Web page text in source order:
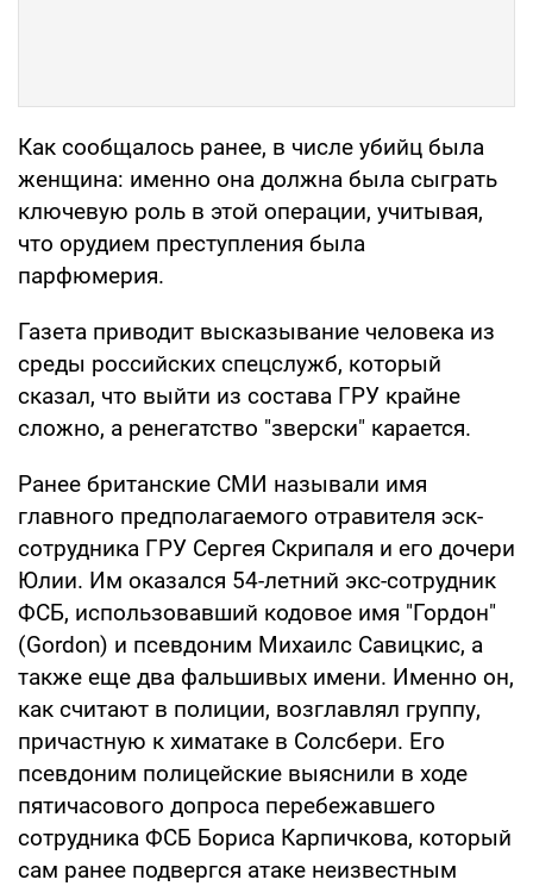
Как сообщалось ранее, в числе убийц была
женщина: именно она должна была сыграть
ключевую роль в этой операции, учитывая,
что орудием преступления была
парфюмерия.
Газета приводит высказывание человека из
среды российских спецслужб, который
сказал, что выйти из состава ГРУ крайне
сложно, а ренегатство "зверски" карается.
Ранее британские СМИ называли имя
главного предполагаемого отравителя эск-
сотрудника ГРУ Сергея Скрипаля и его дочери
Юлии. Им оказался 54-летний экс-сотрудник
ФСБ, использовавший кодовое имя "Гордон"
(Gordon) и псевдоним Михаилс Савицкис, а
также еще два фальшивых имени. Именно он,
как считают в полиции, возглавлял группу,
причастную к химатаке в Солсбери. Его
псевдоним полицейские выяснили в ходе
пятичасового допроса перебежавшего
сотрудника ФСБ Бориса Карпичкова, который
сам ранее подвергся атаке неизвестным